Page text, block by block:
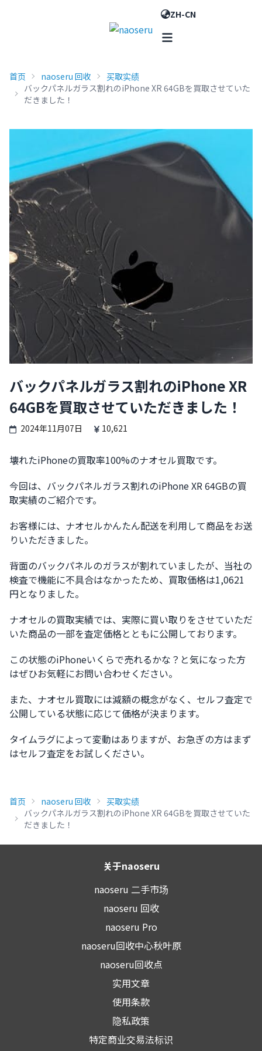
ZH-CN
首页 naoseru 回收
买取实绩
バックパネルガラス割れのiPhone XR 64GBを買取させていた
だきました！
バックパネルガラス割れのiPhone XR
64GBを買取させていただきました！
2024年11月07日 10,621
壊れたiPhoneの買取率100%のナオセル買取です。
今回は、バックパネルガラス割れのiPhone XR 64GBの買
取実績のご紹介です。
お客様には、ナオセルかんたん配送を利用して商品をお送
りいただきました。
背面のバックパネルのガラスが割れていましたが、当社の
検査で機能に不具合はなかったため、買取価格は1,0621
円となりました。
ナオセルの買取実績では、実際に買い取りをさせていただ
いた商品の一部を査定価格とともに公開しております。
この状態のiPhoneいくらで売れるかな？と気になった方
はぜひお気軽にお問い合わせください。
また、ナオセル買取には減額の概念がなく、セルフ査定で
公開している状態に応じて価格が決まります。
タイムラグによって変動はありますが、お急ぎの方はまず
はセルフ査定をお試しください。
首页 naoseru 回收
买取实绩
バックパネルガラス割れのiPhone XR 64GBを買取させていた
だきました！
关于naoseru
naoseru 二手市场
naoseru 回收
naoseru Pro
naoseru回收中心秋叶原
naoseru回收点
实用文章
使用条款
隐私政策
特定商业交易法标识